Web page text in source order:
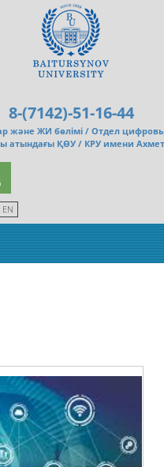
8-(7142)-51-16-44
және ЖИ бөлімі / Отдел
атындағы ҚӨУ / КРУ имени
EN